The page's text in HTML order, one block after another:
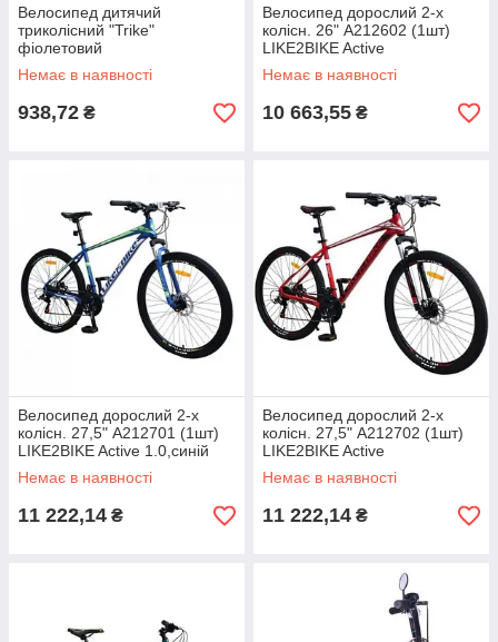
Велосипед дитячий
триколісний "Trike"
фіолетовий
Немає в наявності
938,72 ₴
Велосипед дорослий 2-х
колісн. 26" A212602 (1шт)
LIKE2BIKE Active
1.0,помаранчевий,рама
алюм.15",21-шв, Disk
Немає в наявності
10 663,55 ₴
Велосипед дорослий 2-х
колісн. 27,5" A212701 (1шт)
LIKE2BIKE Active 1.0,синій
матовий,рама алюм.18",21-
шв,
Немає в наявності
11 222,14 ₴
Велосипед дорослий 2-х
колісн. 27,5" A212702 (1шт)
LIKE2BIKE Active
1.0,червоний,рама
алюм.18",21-шв, Disk
Немає в наявності
11 222,14 ₴